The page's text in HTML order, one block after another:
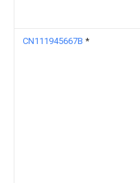
CN111945667B *